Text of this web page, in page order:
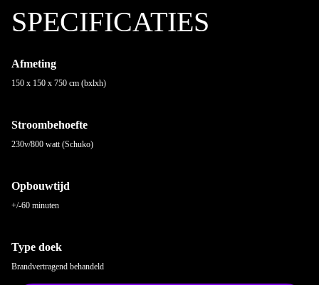
SPECIFICATIES
Afmeting
150 x 150 x 750 cm (bxlxh)
Stroombehoefte
230v/800 watt (Schuko)
Opbouwtijd
+/-60 minuten
Type doek
Brandvertragend behandeld